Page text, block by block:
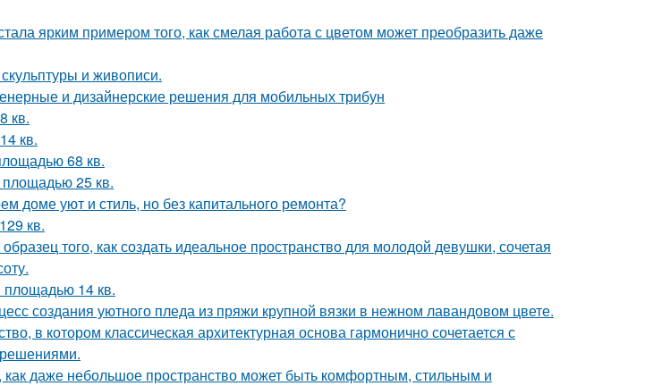
ярким примером того, как смелая работа с цветом может преобразить даже
и живописи.
и дизайнерские решения для мобильных трибун
кв.
кв.
68 кв.
25 кв.
доме уют и стиль, но без капитального ремонта?
кв.
того, как создать идеальное пространство для молодой девушки, сочетая
площадью 14 кв.
создания уютного пледа из пряжи крупной вязки в нежном лавандовом цвете.
в котором классическая архитектурная основа гармонично сочетается с
как даже небольшое пространство может быть комфортным, стильным и